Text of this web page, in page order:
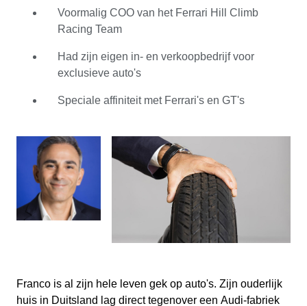
heel Europa. Dit stelde hem in staat een netwerk op te
bouwen van enthousiaste kopers en verkopers van
expert in oldtimers bij Catawiki. Sinds hij in 2016 bij het
team kwam, heeft Franco zijn ervaring als expert
Federperiti - de nationale federatie van experts in
Ruoteclassiche. Gedreven door zijn passie om de
cultuur van oldtimers te beschermen, behouden en
promoten, zet Franco zich in om uitstekende
klantenservice, betrouwbare taxaties en de beste
ervaring voor zijn mede-autoliefhebbers op Catawiki te
bieden - voor, tijdens en na de veiling.
Voormalig COO van het Ferrari Hill Climb
Racing Team
Had zijn eigen in- en verkoopbedrijf voor
exclusieve auto's
Speciale affiniteit met Ferrari's en GT's
Franco is al zijn hele leven gek op auto's. Zijn ouderlijk
huis in Duitsland lag direct tegenover een Audi-fabriek